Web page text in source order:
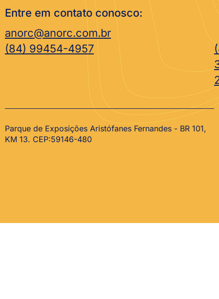
Entre em contato conosco:
anorc@anorc.com.br
(84) 99454-4957
Parque de Exposições Aristófanes Fernandes - BR 101,
KM 13. CEP:59146-480